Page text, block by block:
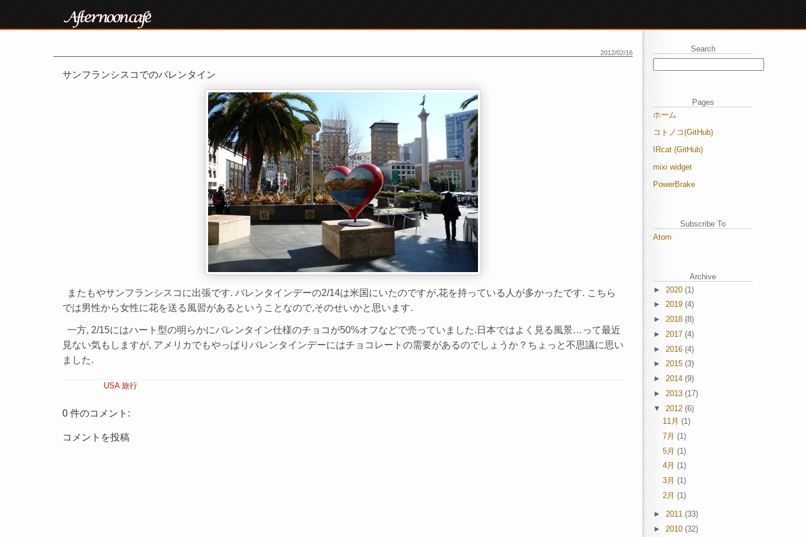
2012/02/16
サンフランシスコでのバレンタイン
またもやサンフランシスコに出張です. バレンタインデーの2/14は米国にいたのですが,花を持っている人が多かったです. こちら
では男性から女性に花を送る風習があるということなので,そのせいかと思います.
一方, 2/15にはハート型の明らかにバレンタイン仕様のチョコが50%オフなどで売っていました.日本ではよく見る風景…って最近
見ない気もしますが, アメリカでもやっぱりバレンタインデーにはチョコレートの需要があるのでしょうか？ちょっと不思議に思い
ました.
USA 旅行
0 件のコメント:
コメントを投稿
Search
Pages
ホーム
コトノコ(GitHub)
IRcat (GitHub)
mixi widget
PowerBrake
Subscribe To
Atom
Archive
► 2020 (1)
► 2019 (4)
► 2018 (8)
► 2017 (4)
► 2016 (4)
► 2015 (3)
► 2014 (9)
► 2013 (17)
▼ 2012 (6)
11月 (1)
7月 (1)
5月 (1)
4月 (1)
3月 (1)
2月 (1)
► 2011 (33)
► 2010 (32)